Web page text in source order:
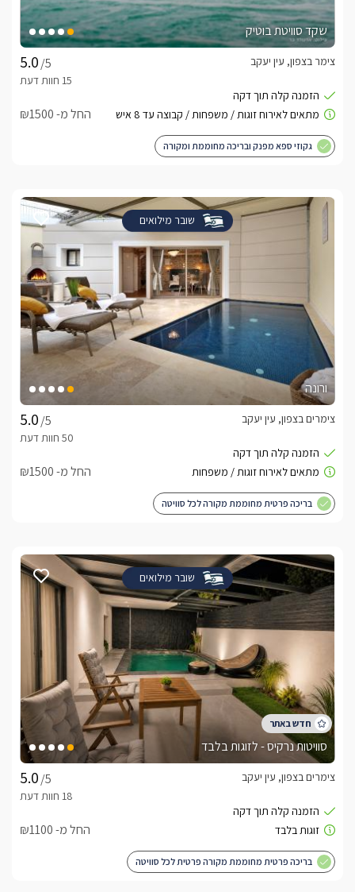
שקד סוויטת בוטיק
/5
צימר בצפון, עין יעקב
החל מ- ₪1500
גקוזי ספא מפנק ובריכה מחוממת ומקורה
שובר מילואים
ורונה
/5
צימרים בצפון, עין יעקב
החל מ- ₪1500
בריכה פרטית מחוממת מקורה לכל סוויטה
שובר מילואים
סוויטות נרקיס - לזוגות בלבד
/5
צימרים בצפון, עין יעקב
החל מ- ₪1100
בריכה פרטית מחוממת מקורה פרטית לכל סוויטה